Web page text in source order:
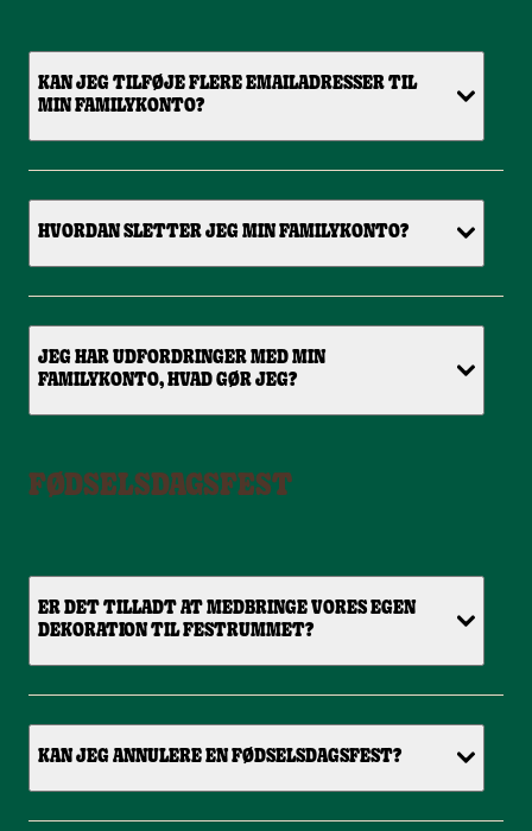
KAN JEG TILFØJE FLERE EMAILADRESSER TIL
MIN FAMILYKONTO?
HVORDAN SLETTER JEG MIN FAMILYKONTO?
JEG HAR UDFORDRINGER MED MIN
FAMILYKONTO, HVAD GØR JEG?
FØDSELSDAGSFEST
ER DET TILLADT AT MEDBRINGE VORES EGEN
DEKORATION TIL FESTRUMMET?
KAN JEG ANNULERE EN FØDSELSDAGSFEST?